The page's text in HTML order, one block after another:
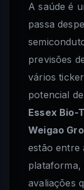
A saúde é
passa
previsões
vários
potencial
Essex Bio-
Weigao
estão entre
plataforma,
avaliações